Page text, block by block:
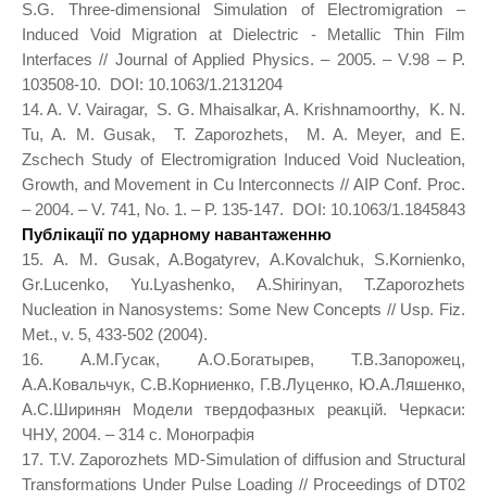
S.G. Three-dimensional Simulation of Electromigration –
Induced Void Migration at Dielectric - Metallic Thin Film
Interfaces // Journal of Applied Physics. – 2005. – V.98 – P.
103508-10. DOI: 10.1063/1.2131204
14. A. V. Vairagar, S. G. Mhaisalkar, A. Krishnamoorthy, K. N.
Tu, A. M. Gusak, T. Zaporozhets, M. A. Meyer, and E.
Zschech Study of Electromigration Induced Void Nucleation,
Growth, and Movement in Cu Interconnects // AIP Conf. Proc.
– 2004. – V. 741, No. 1. – P. 135-147. DOI: 10.1063/1.1845843
Публікації по ударному навантаженню
15. A. M. Gusak, A.Bogatyrev, A.Kovalchuk, S.Kornienko,
Gr.Lucenko, Yu.Lyashenko, A.Shirinyan, T.Zaporozhets
Nucleation in Nanosystems: Some New Concepts // Usp. Fiz.
Met., v. 5, 433-502 (2004).
16. А.М.Гусак, А.О.Богатырев, Т.В.Запорожец,
А.А.Ковальчук, С.В.Корниенко, Г.В.Луценко, Ю.А.Ляшенко,
А.С.Ширинян Модели твердофазных реакцій. Черкаси:
ЧНУ, 2004. – 314 с. Монографія
17. T.V. Zaporozhets MD-Simulation of diffusion and Structural
Transformations Under Pulse Loading // Proceedings of DT02